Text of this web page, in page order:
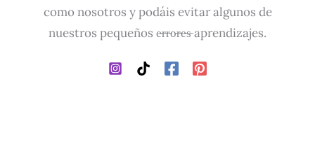
como nosotros y podáis evitar algunos de
nuestros pequeños e̵r̵r̵o̵r̵e̵s̵ aprendizajes.